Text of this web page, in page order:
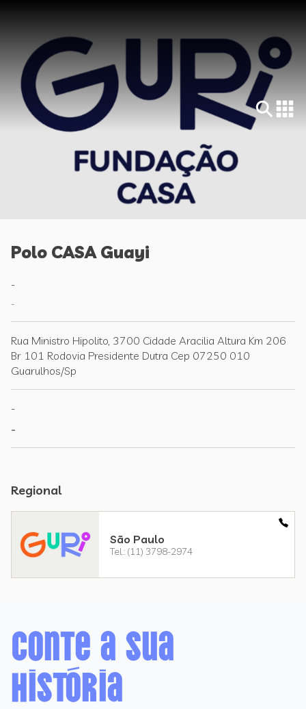
Polo CASA Guayi
-
-
Rua Ministro Hipolito, 3700 Cidade Aracilia Altura Km 206
Br 101 Rodovia Presidente Dutra Cep 07250 010
Guarulhos/Sp
-
-
Regional
São Paulo
Tel.: (11) 3798-2974
Conte a sua
história